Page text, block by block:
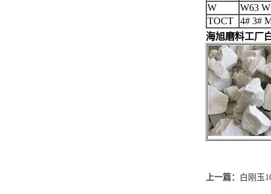
W
W63
TOCT
4# 3#
海旭磨料工厂
上一篇： 白刚玉